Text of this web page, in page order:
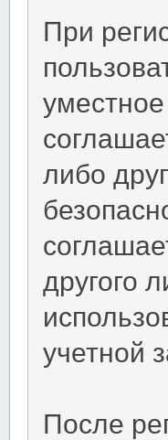
При
либо
другого
учетной
После